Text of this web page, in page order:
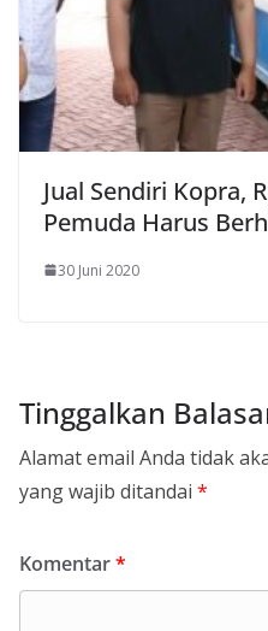
Jual Sendiri Kopra,
Pemuda Harus
30 Juni 2020
Tinggalkan
Alamat email Anda tidak
yang wajib ditandai *
Komentar*